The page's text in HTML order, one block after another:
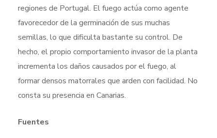
regiones de Portugal. El fuego actúa como agente
favorecedor de la germinación de sus muchas
semillas, lo que dificulta bastante su control. De
hecho, el propio comportamiento invasor de la planta
incrementa los daños causados por el fuego, al
formar densos matorrales que arden con facilidad. No
consta su presencia en Canarias.
Fuentes